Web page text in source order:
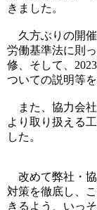
きました。
久方ぶりの開催
労働基準法に則
修、そして、
ついての説明等
また、協力会社
より取り扱える
した。
改めて弊社・協
対策を徹底し、
きるよう、いっ